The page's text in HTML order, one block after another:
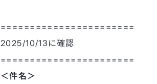
=======================
2025/10/13に確認
=======================
＜件名＞